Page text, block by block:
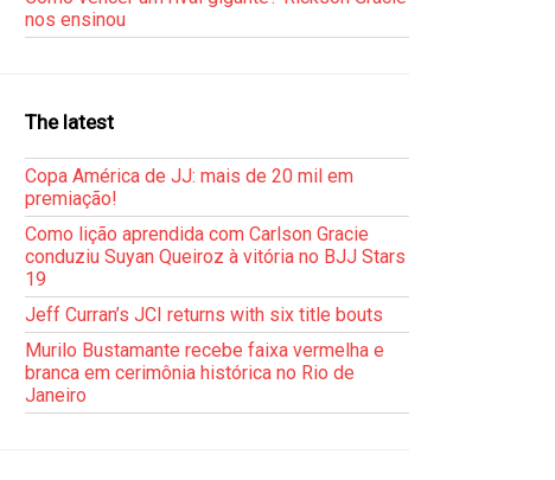
nos ensinou
The latest
Copa América de JJ: mais de 20 mil em
premiação!
Como lição aprendida com Carlson Gracie
conduziu Suyan Queiroz à vitória no BJJ Stars
19
Jeff Curran’s JCI returns with six title bouts
Murilo Bustamante recebe faixa vermelha e
branca em cerimônia histórica no Rio de
Janeiro